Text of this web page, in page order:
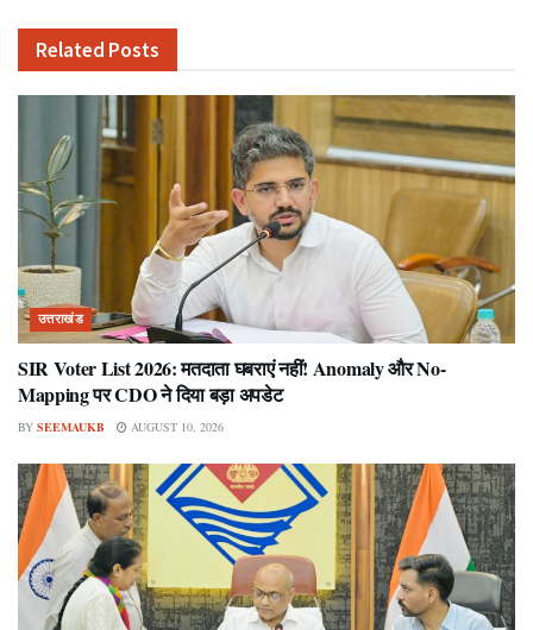
Related Posts
उत्तराखंड
SIR Voter List 2026: मतदाता घबराएं नहीं! Anomaly और No-
Mapping पर CDO ने दिया बड़ा अपडेट
BY SEEMAUKB AUGUST 10, 2026